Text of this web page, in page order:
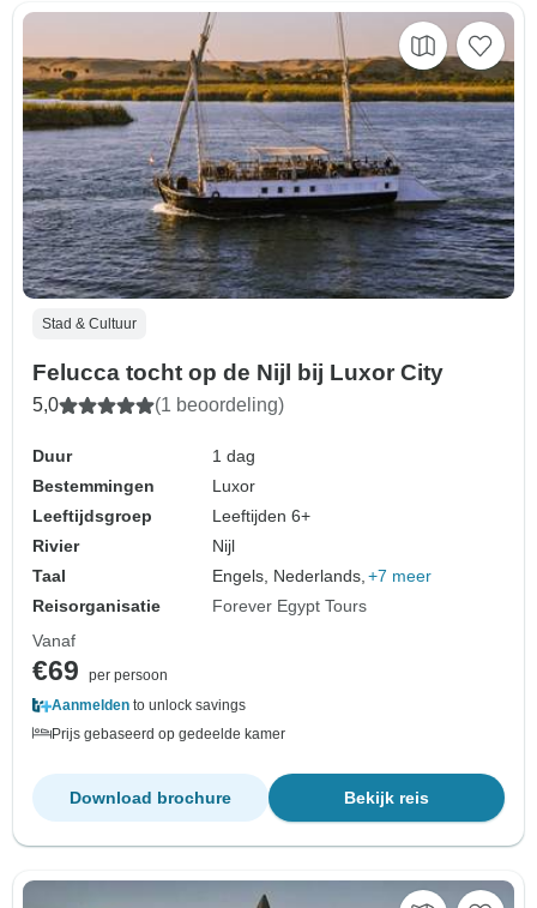
Stad & Cultuur
Felucca tocht op de Nijl bij Luxor City
5,0 (1 beoordeling)
Duur
1 dag
Bestemmingen
Luxor
Leeftijdsgroep
Leeftijden 6+
Rivier
Nijl
Taal
Engels, Nederlands, +7 meer
Reisorganisatie
Forever Egypt Tours
Vanaf
€69
per persoon
Aanmelden to unlock savings
Prijs gebaseerd op gedeelde kamer
Bekijk reis
Download brochure